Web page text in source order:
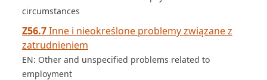
circumstances
Z56.7Inne i nieokreślone problemy związane z
zatrudnieniem
EN: Other and unspecified problems related to
employment